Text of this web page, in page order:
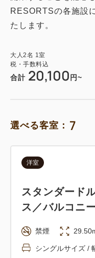
RESORTSの各施設
たします。
大人2名 1室
税・手数料込
合計 20,100 円~
選べる客室： 7
洋室
スタンダード
ス／バルコニ
禁煙
シングルサイズ /